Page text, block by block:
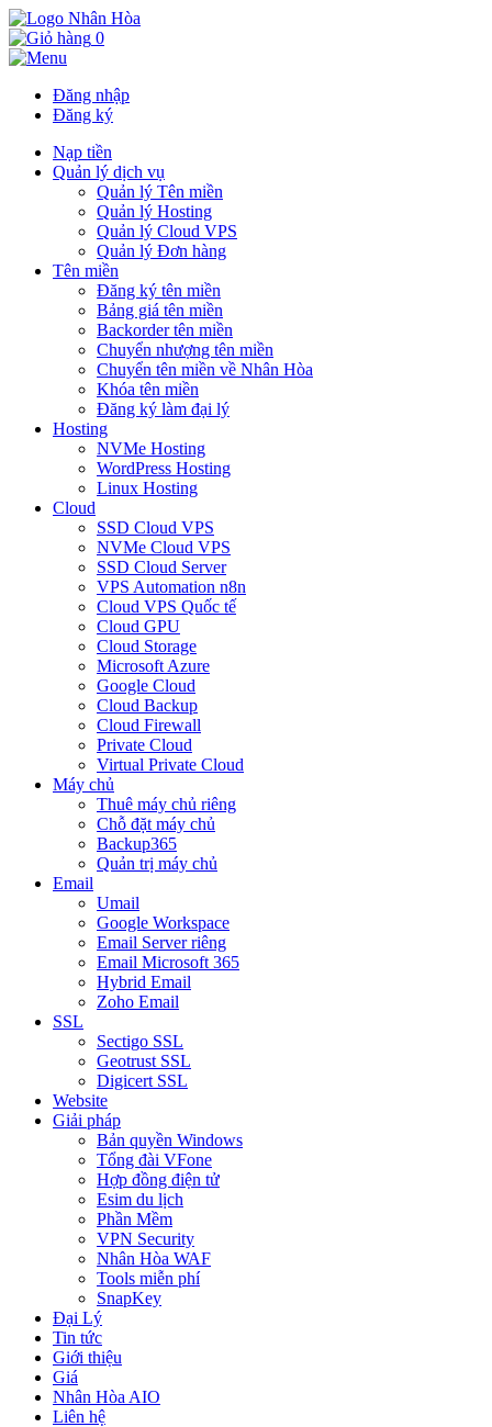
0
Đăng nhập
Đăng ký
Nạp tiền
Quản lý dịch vụ
Quản lý Tên miền
Quản lý Hosting
Quản lý Cloud VPS
Quản lý Đơn hàng
Tên miền
Đăng ký tên miền
Bảng giá tên miền
Backorder tên miền
Chuyển nhượng tên miền
Chuyển tên miền về Nhân Hòa
Khóa tên miền
Đăng ký làm đại lý
Hosting
NVMe Hosting
WordPress Hosting
Linux Hosting
Cloud
SSD Cloud VPS
NVMe Cloud VPS
SSD Cloud Server
VPS Automation n8n
Cloud VPS Quốc tế
Cloud GPU
Cloud Storage
Microsoft Azure
Google Cloud
Cloud Backup
Cloud Firewall
Private Cloud
Virtual Private Cloud
Máy chủ
Thuê máy chủ riêng
Chỗ đặt máy chủ
Backup365
Quản trị máy chủ
Email
Umail
Google Workspace
Email Server riêng
Email Microsoft 365
Hybrid Email
Zoho Email
SSL
Sectigo SSL
Geotrust SSL
Digicert SSL
Website
Giải pháp
Bản quyền Windows
Tổng đài VFone
Hợp đồng điện tử
Esim du lịch
Phần Mềm
VPN Security
Nhân Hòa WAF
Tools miễn phí
SnapKey
Đại Lý
Tin tức
Giới thiệu
Giá
Nhân Hòa AIO
Liên hệ